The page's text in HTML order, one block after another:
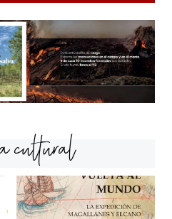
cultural